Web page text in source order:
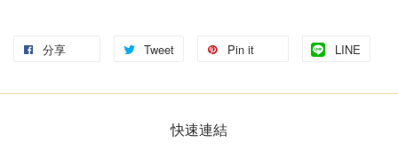
分享 Tweet Pin it LINE
快速連結